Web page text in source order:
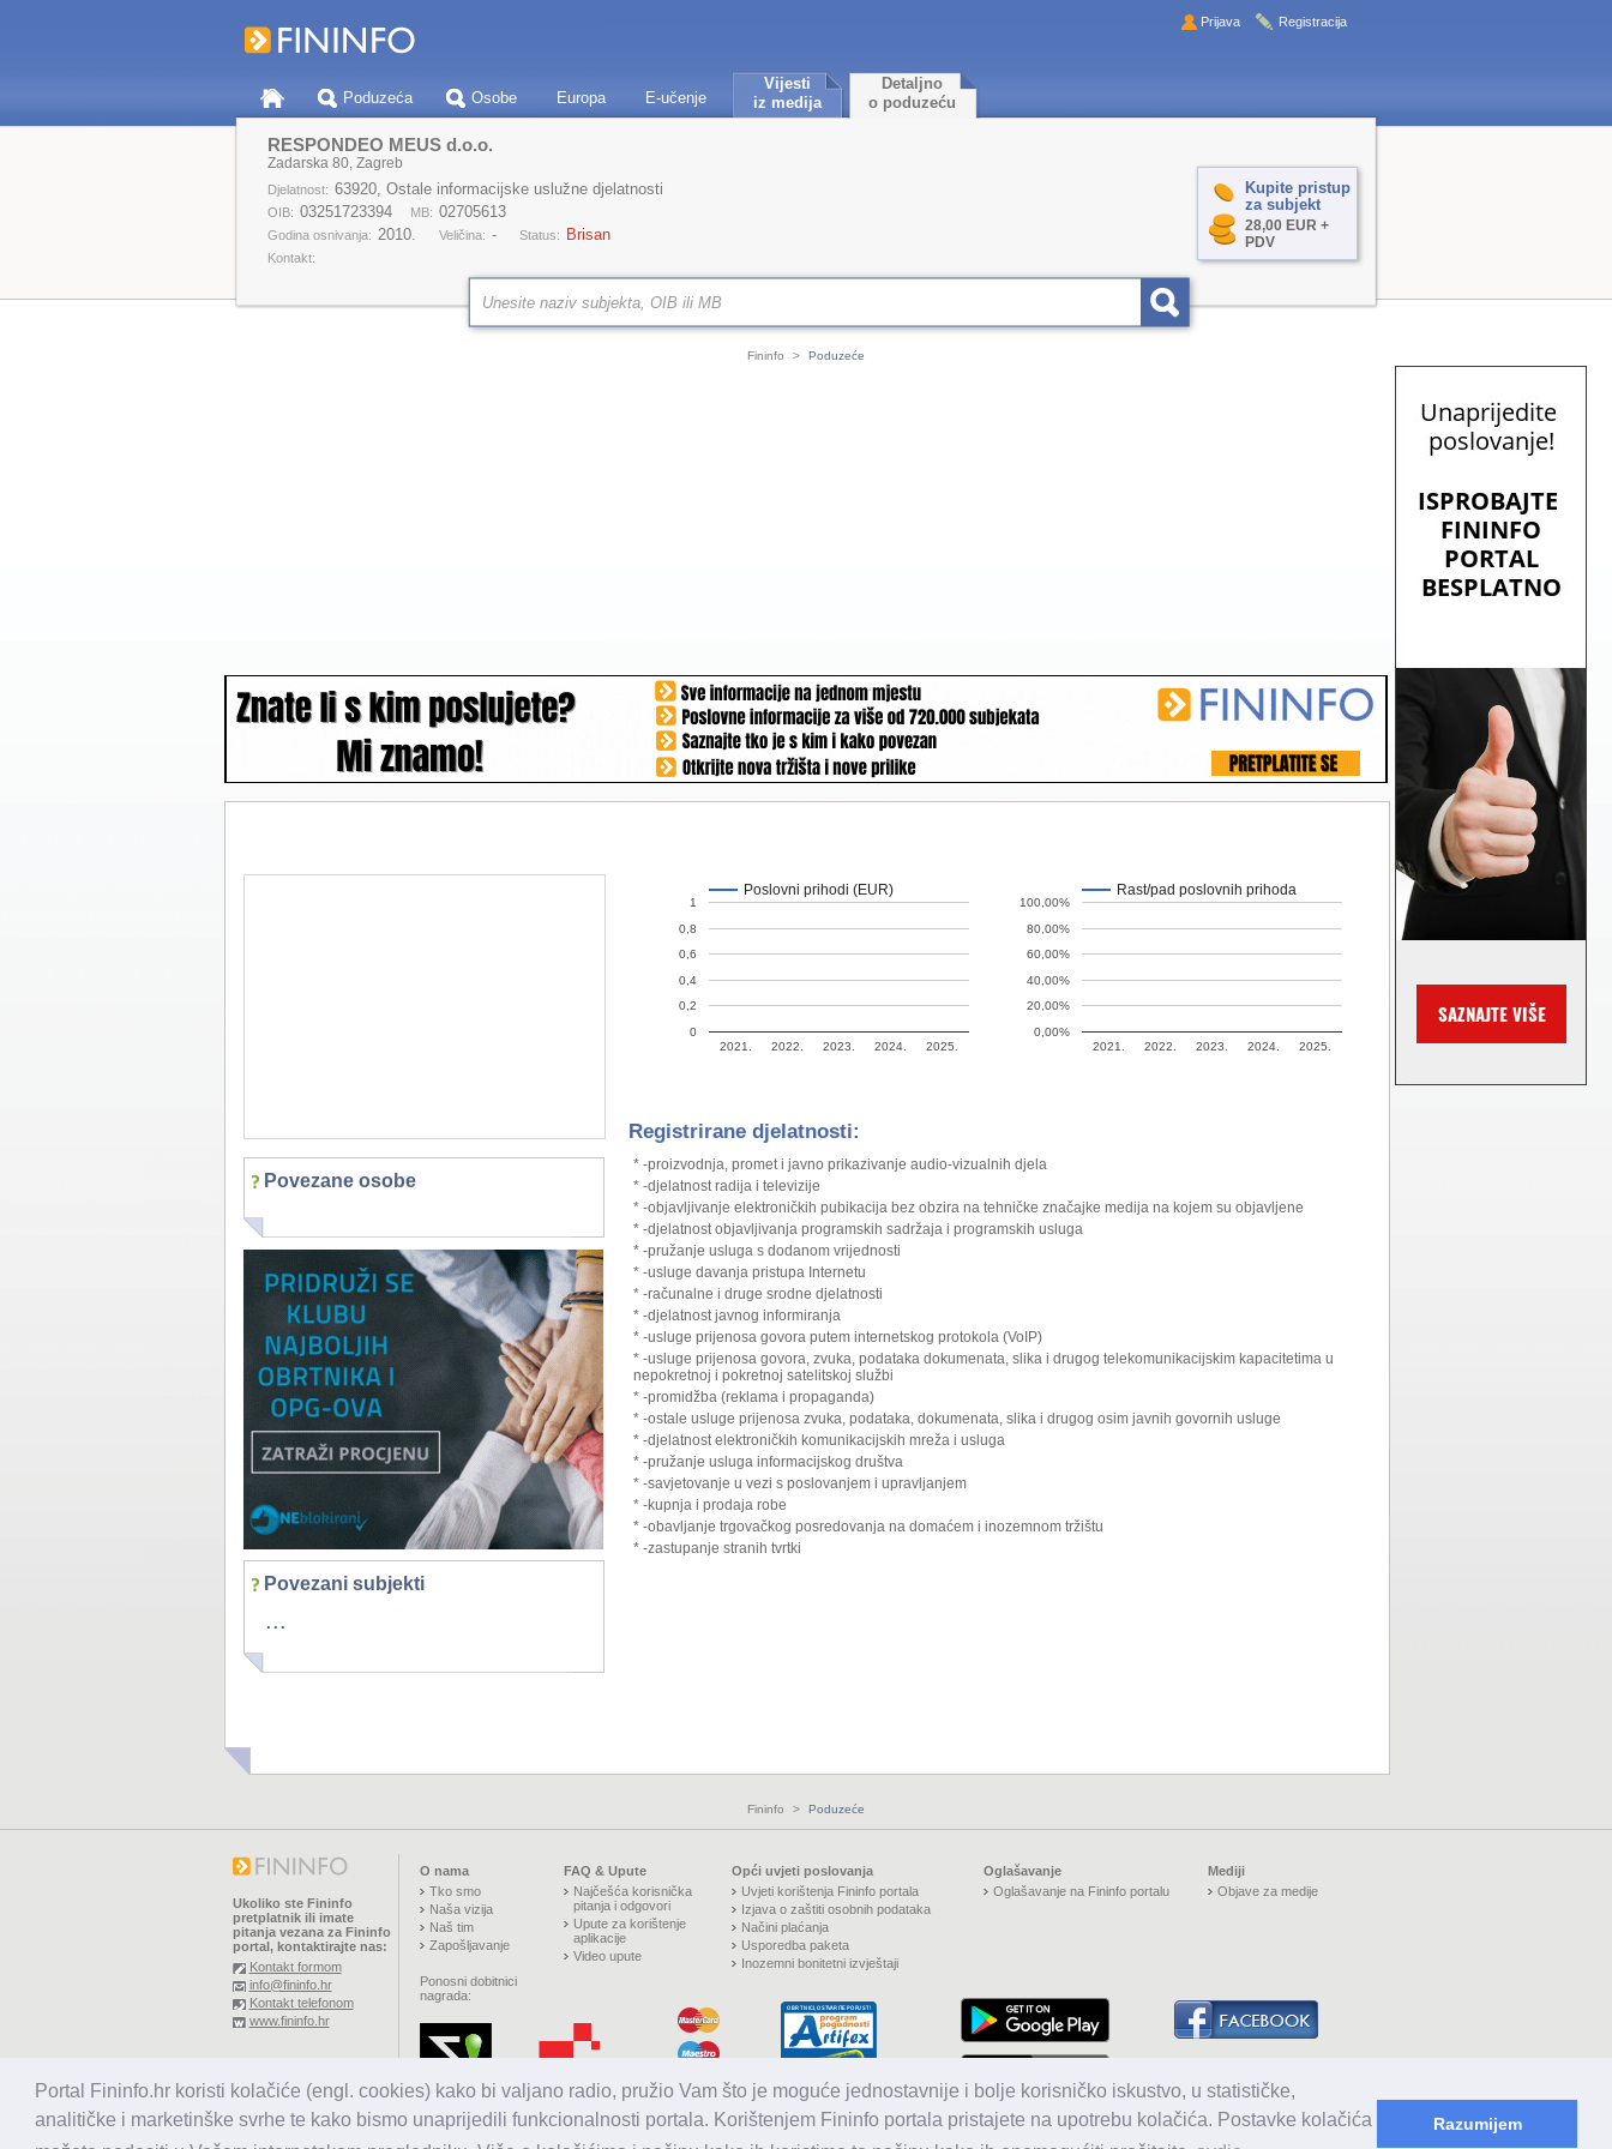
Portal Fininfo.hr koristi kolačiće (engl. cookies) kako bi valjano radio, pružio Vam što je moguće jednostavnije i bolje korisničko iskustvo, u statističke,
analitičke i marketinške svrhe te kako bismo unaprijedili funkcionalnosti portala. Korištenjem Fininfo portala pristajete na upotrebu kolačića. Postavke kolačića
Razumijem
Poduzeća Osobe Europa E-učenje
Vijesti
iz medija
Detaljno
o poduzeću
Prijava Registracija
Kupite pristup
za subjekt
28,00 EUR +
PDV
RESPONDEO MEUS d.o.o.
Zadarska 80, Zagreb
Djelatnost: 63920, Ostale informacijske uslužne djelatnosti
OIB: 03251723394 MB: 02705613
Godina osnivanja: 2010. Veličina: - Status: Brisan
Kontakt:
Fininfo > Poduzeće
Povezane osobe
Povezani subjekti
...
Poslovni prihodi (EUR)
2021. 2022. 2023. 2024. 2025.
0
0,2
0,4
0,6
0,8
1
Rast/pad poslovnih prihoda
2021. 2022. 2023. 2024. 2025.
0,00%
20,00%
40,00%
60,00%
80,00%
100,00%
Registrirane djelatnosti:
* -proizvodnja, promet i javno prikazivanje audio-vizualnih djela
* -djelatnost radija i televizije
* -objavljivanje elektroničkih pubikacija bez obzira na tehničke značajke medija na kojem su objavljene
* -djelatnost objavljivanja programskih sadržaja i programskih usluga
* -pružanje usluga s dodanom vrijednosti
* -usluge davanja pristupa Internetu
* -računalne i druge srodne djelatnosti
* -djelatnost javnog informiranja
* -usluge prijenosa govora putem internetskog protokola (VoIP)
* -usluge prijenosa govora, zvuka, podataka dokumenata, slika i drugog telekomunikacijskim kapacitetima u
nepokretnoj i pokretnoj satelitskoj službi
* -promidžba (reklama i propaganda)
* -ostale usluge prijenosa zvuka, podataka, dokumenata, slika i drugog osim javnih govornih usluge
* -djelatnost elektroničkih komunikacijskih mreža i usluga
* -pružanje usluga informacijskog društva
* -savjetovanje u vezi s poslovanjem i upravljanjem
* -kupnja i prodaja robe
* -obavljanje trgovačkog posredovanja na domaćem i inozemnom tržištu
* -zastupanje stranih tvrtki
Fininfo > Poduzeće
Ukoliko ste Fininfo
pretplatnik ili imate
pitanja vezana za Fininfo
portal, kontaktirajte nas:
Kontakt formom
info@fininfo.hr
Kontakt telefonom
www.fininfo.hr
Sva prava pridržana.
O nama
Tko smo
Naša vizija
Naš tim
Zapošljavanje
Ponosni dobitnici
nagrada:
FAQ & Upute
Najčešća korisnička
pitanja i odgovori
Upute za korištenje
aplikacije
Video upute
Opći uvjeti poslovanja
Uvjeti korištenja Fininfo portala
Izjava o zaštiti osobnih podataka
Načini plaćanja
Usporedba paketa
Inozemni bonitetni izvještaji
Oglašavanje
Oglašavanje na Fininfo portalu
Mediji
Objave za medije